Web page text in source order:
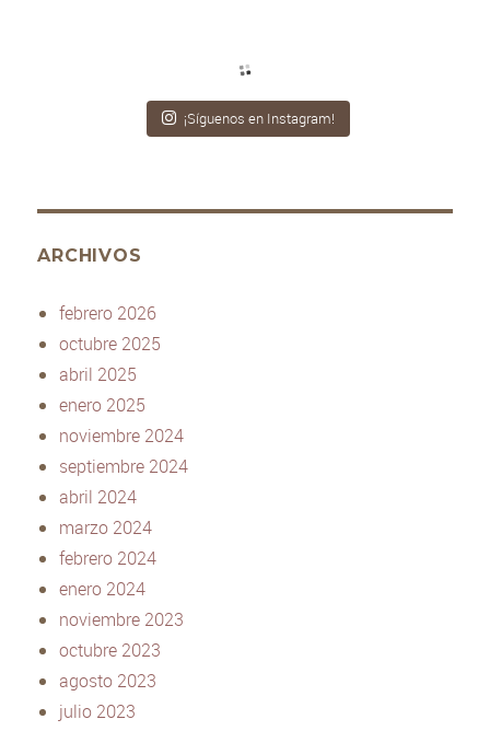
¡Síguenos en Instagram!
ARCHIVOS
febrero 2026
octubre 2025
abril 2025
enero 2025
noviembre 2024
septiembre 2024
abril 2024
marzo 2024
febrero 2024
enero 2024
noviembre 2023
octubre 2023
agosto 2023
julio 2023